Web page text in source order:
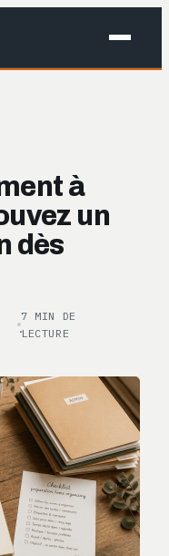
à
un
dès
·
7 MIN DE
LECTURE